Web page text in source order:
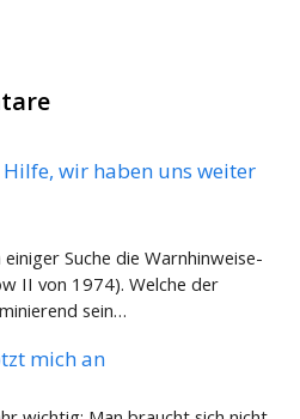
Hilfe, wir haben uns weiter
Suche die Warnhinweise-
II von 1974). Welche der
sein…
mich an